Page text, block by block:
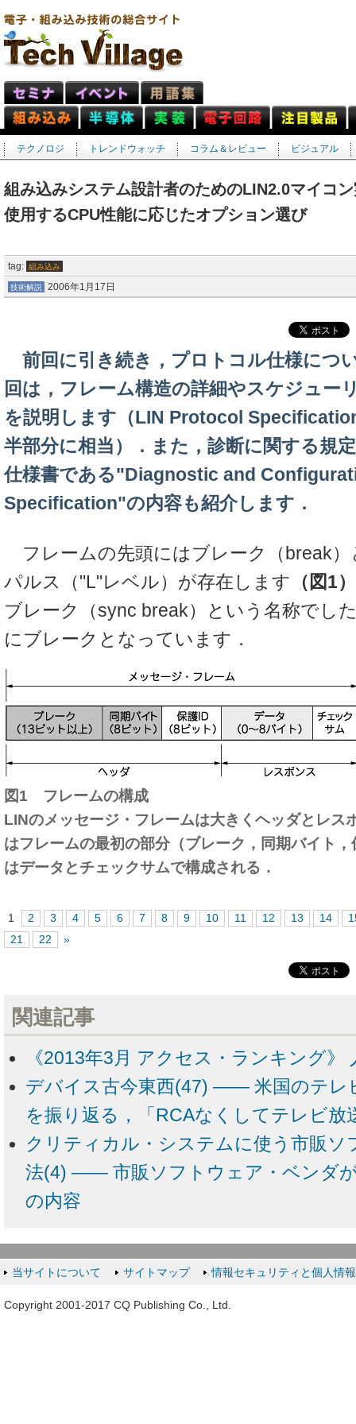
テクノロジ トレンドウォッチ コラム＆レビュー ビジュアル
組み込みシステム設計者のためのLIN2.0マイ
使用するCPU性能に応じたオプション選び
tag: 組み込み
技術解説 2006年1月17日
前回に引き続き，プロトコル仕様につ
回は，フレーム構造の詳細やスケジュー
を説明します（LIN Protocol
半部分に相当）．また，診断に関する規
仕様書である"Diagnostic and
Specification"の内容も紹介します．
フレームの先頭にはブレーク（break）
パルス（"L"レベル）が存在します （図1）
ブレーク（sync break）という名称でし
にブレークとなっています．
図1 フレームの構成
LINのメッセージ・フレームは大きくヘッダとレス
はフレームの最初の部分（ブレーク，同期バイト
はデータとチェックサムで構成される．
1 2 3 4 5 6 7 8 9 10 11 12 13 14
21
22 »
関連記事
《2013年3月 アクセス・ランキング》
デバイス古今東西(47) ―― 米国のテレ
を振り返る，「RCAなくしてテレビ放
クリティカル・システムに使う市販ソ
法(4) ―― 市販ソフトウェア・ベンダ
の内容
当サイトについて サイトマップ 情報セキュリティと個人情
Copyright 2001-2017 CQ Publishing Co., Ltd.